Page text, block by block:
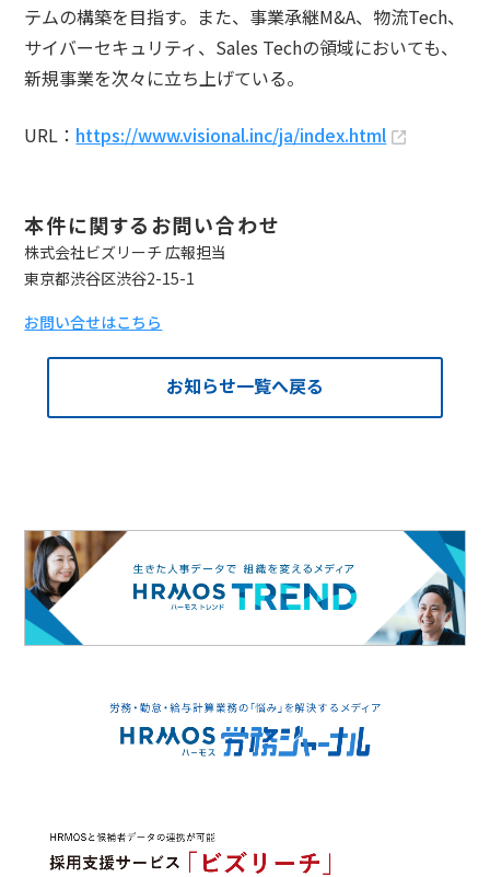
テムの構築を目指す。また、事業承継M&A、物流Tech、
サイバーセキュリティ、Sales Techの領域においても、
新規事業を次々に立ち上げている。
URL： https://www.visional.inc/ja/index.html
本件に関するお問い合わせ
株式会社ビズリーチ 広報担当
東京都渋谷区渋谷2-15-1
お問い合せはこちら
お知らせ一覧へ戻る